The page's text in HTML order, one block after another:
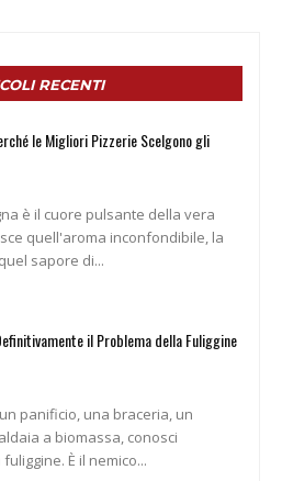
RECENTI
le Migliori Pizzerie Scelgono gli
è il cuore pulsante della vera
quell'aroma inconfondibile, la
sapore di...
il Problema della Fuliggine
panificio, una braceria, un
a biomassa, conosci
benissimo il problema: la fuliggine. È il nemico...